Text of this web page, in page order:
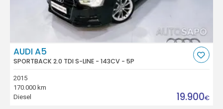
AUDI A5
SPORTBACK 2.0 TDI S-LINE - 143CV - 5P
2015
170.000 km
Diesel
19.900€